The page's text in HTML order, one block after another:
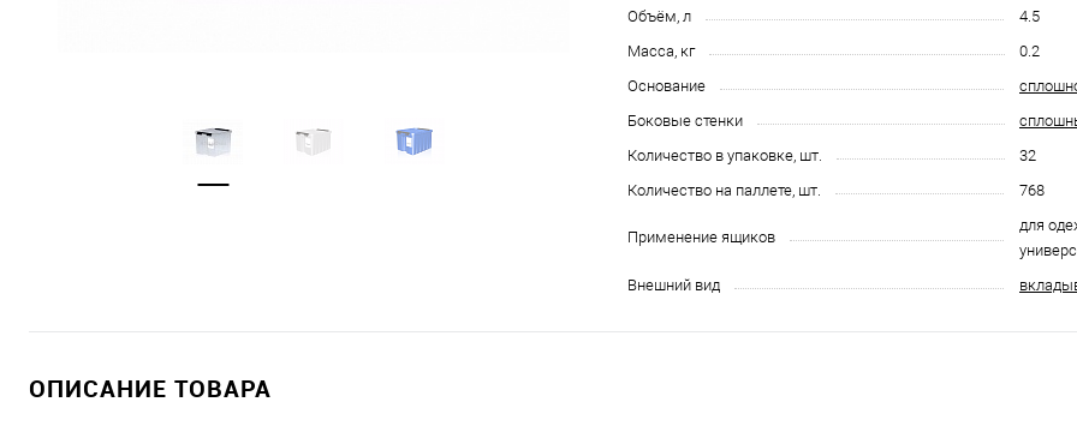
Объём, л
4.5
Масса, кг
0.2
Основание
Боковые стенки
Количество в упаковке, шт.
32
Количество на паллете, шт.
768
Применение ящиков
для
Внешний вид
ОПИСАНИЕ ТОВАРА